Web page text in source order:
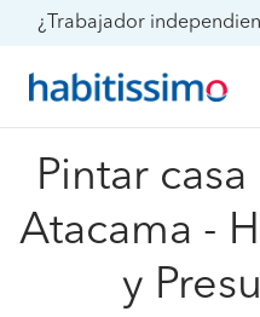
¿Trabajador
Pintar
Atacama -
y